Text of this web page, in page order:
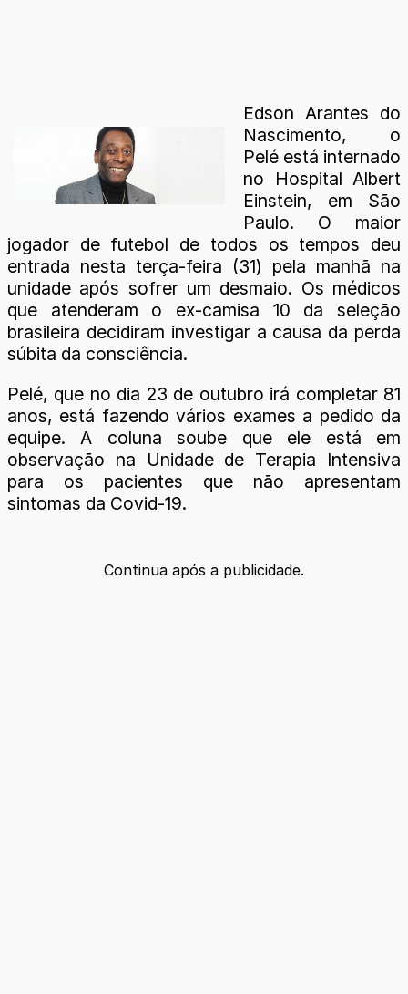
Edson Arantes do
Nascimento, o
Pelé está internado
no Hospital Albert
Einstein, em São
Paulo. O maior
jogador de futebol de todos os tempos deu
entrada nesta terça-feira (31) pela manhã na
unidade após sofrer um desmaio. Os médicos
que atenderam o ex-camisa 10 da seleção
brasileira decidiram investigar a causa da perda
súbita da consciência.
Pelé, que no dia 23 de outubro irá completar 81
anos, está fazendo vários exames a pedido da
equipe. A coluna soube que ele está em
observação na Unidade de Terapia Intensiva
para os pacientes que não apresentam
sintomas da Covid-19.
Continua após a publicidade.